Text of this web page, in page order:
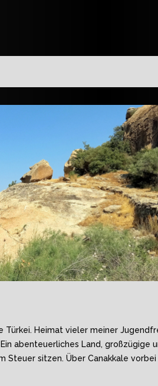
Türkei. Heimat vieler meiner
abenteuerliches Land, großzügige
Steuer sitzen. Über Canakkale vorbei
03 – Hinderrugg Scharte 2026 03 –